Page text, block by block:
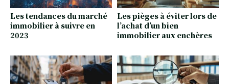
Les tendances du marché
immobilier à suivre en
2023
Les pièges à éviter lors de
l’achat d’un bien
immobilier aux enchères